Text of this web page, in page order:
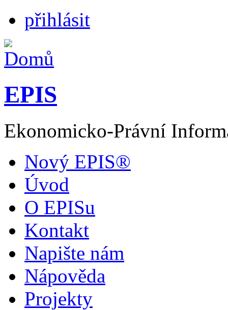
přihlásit
EPIS
Ekonomicko-Právní
Nový EPIS®
Úvod
O EPISu
Kontakt
Napište nám
Nápověda
Projekty